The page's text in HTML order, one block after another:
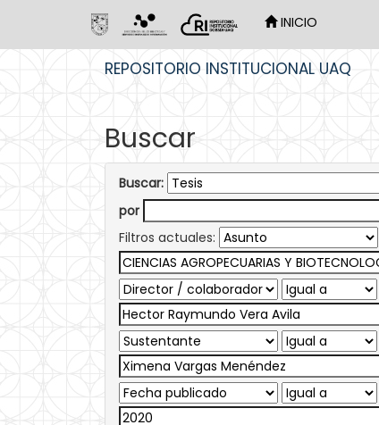
INICIO
REPOSITORIO INSTITUCIONAL UAQ
Buscar
Buscar:
por
Filtros actuales: